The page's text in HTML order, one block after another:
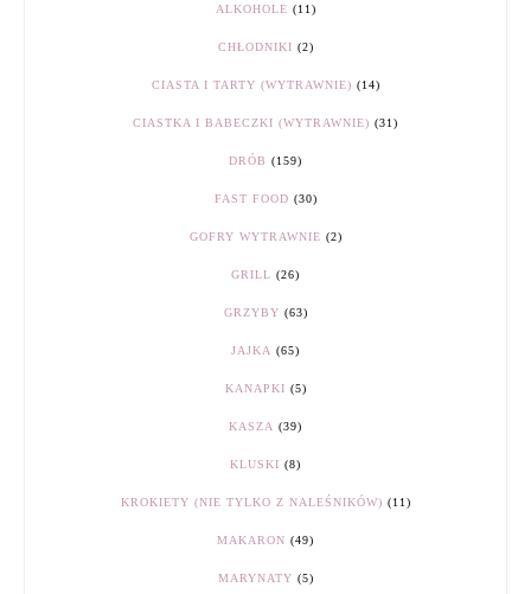
ALKOHOLE (11)
CHŁODNIKI (2)
CIASTA I TARTY (WYTRAWNIE) (14)
CIASTKA I BABECZKI (WYTRAWNIE) (31)
DRÓB (159)
FAST FOOD (30)
GOFRY WYTRAWNIE (2)
GRILL (26)
GRZYBY (63)
JAJKA (65)
KANAPKI (5)
KASZA (39)
KLUSKI (8)
KROKIETY (NIE TYLKO Z NALEŚNIKÓW) (11)
MAKARON (49)
MARYNATY (5)